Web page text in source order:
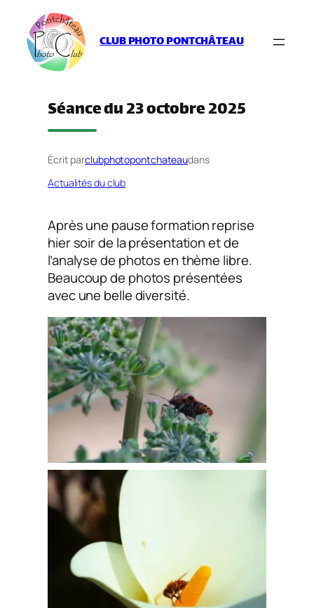
contenu
CLUB PHOTO PONTCHÂTEAU
Séance du 23 octobre 2025
Écrit parclubphotopontchateaudans
Actualités du club
Après une pause formation reprise
hier soir de la présentation et de
l’analyse de photos en thème libre.
Beaucoup de photos présentées
avec une belle diversité.